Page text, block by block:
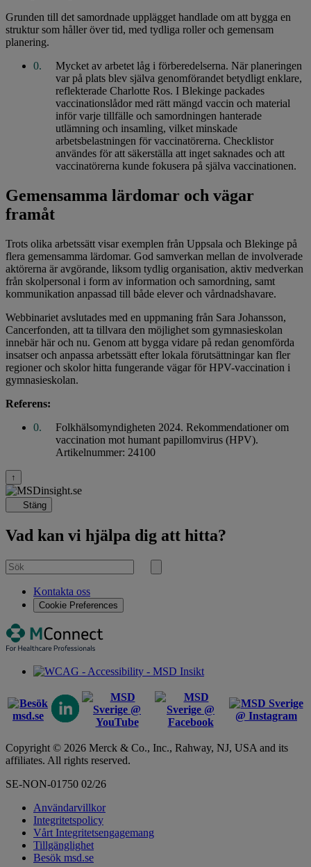
Grunden till det samordnade upplägget handlade om att bygga en
struktur som håller över tid, med tydliga roller och gemensam
planering.
Mycket av arbetet låg i förberedelserna. När planeringen
var på plats blev själva genomförandet betydligt enklare,
reflekterade Charlotte Ros. I Blekinge packades
vaccinationslådor med rätt mängd vaccin och material
inför varje tillfälle och samordningen hanterade
utlämning och insamling, vilket minskade
arbetsbelastningen för vaccinatörerna. Checklistor
användes för att säkerställa att inget saknades och att
vaccinatörerna kunde fokusera på själva vaccinationen.
Gemensamma lärdomar och vägar
framåt
Trots olika arbetssätt visar exemplen från Uppsala och Blekinge på
flera gemensamma lärdomar. God samverkan mellan de involverade
aktörerna är avgörande, liksom tydlig organisation, aktiv medverkan
från skolpersonal i form av information och samordning, samt
kommunikation anpassad till både elever och vårdnadshavare.
Webbinariet avslutades med en uppmaning från Sara Johansson,
Cancerfonden, att ta tillvara den möjlighet som gymnasieskolan
innebär här och nu. Genom att bygga vidare på redan genomförda
insatser och anpassa arbetssätt efter lokala förutsättningar kan fler
regioner och skolor hitta fungerande vägar för HPV-vaccination i
gymnasieskolan.
Referens:
Folkhälsomyndigheten 2024. Rekommendationer om
vaccination mot humant papillomvirus (HPV).
Artikelnummer: 24100
↑
Stäng
Vad kan vi hjälpa dig att hitta?
Sök
efter
Sök
Kontakta oss
Cookie Preferences
Copyright © 2026 Merck & Co., Inc., Rahway, NJ, USA and its
affiliates. All rights reserved.
SE-NON-01750 02/26
Användarvillkor
Integritetspolicy
Vårt Integritetsengagemang
Tillgänglighet
Besök msd.se